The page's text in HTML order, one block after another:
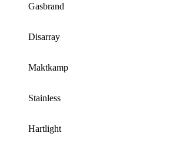
Gasbrand
Disarray
Maktkamp
Stainless
Hartlight